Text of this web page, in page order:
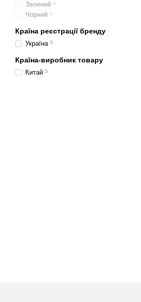
Зелений 0
Чорний 0
Країна реєстрації бренду
Україна 5
Країна-виробник товару
Китай 5